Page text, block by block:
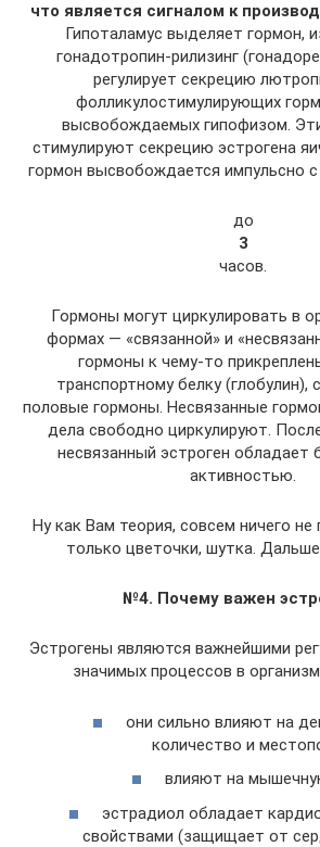
что является сигналом к
Гипоталамус выделяет гормон,
гонадотропин-рилизинг
регулирует секрецию
фолликулостимулирующих
высвобождаемых гипофизом.
стимулируют секрецию эстрогена
гормон высвобождается импульсно
до
3
часов.
Гормоны могут циркулировать в
формах — «связанной» и
гормоны к чему-то
транспортному белку
половые гормоны. Несвязанные
дела свободно циркулируют.
несвязанный эстроген обладает
активностью.
Ну как Вам теория, совсем ничего не
только цветочки, шутка.
№4. Почему важен
Эстрогены являются важнейшими
значимых процессов в
они сильно влияют на
количество и
влияют на
эстрадиол обладает
свойствами (защищает от